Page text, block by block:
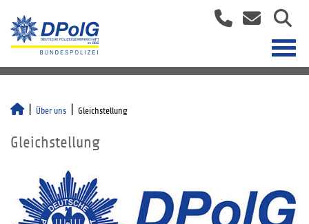
Über uns Gleichstellung
Gleichstellung